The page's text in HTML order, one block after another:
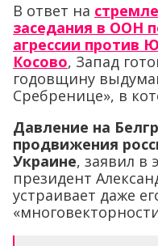
В ответ на
заседания в ООН
агрессии против
Косово, Запад
годовщину
Сребренице», в
Давление на
продвижения
Украине, заявил в
президент
устраивает даже